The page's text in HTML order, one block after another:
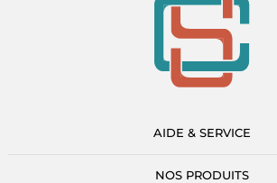
AIDE & SERVICE
NOS PRODUITS